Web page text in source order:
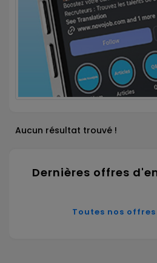
Aucun résultat trouvé !
Dernières offres
Toutes nos